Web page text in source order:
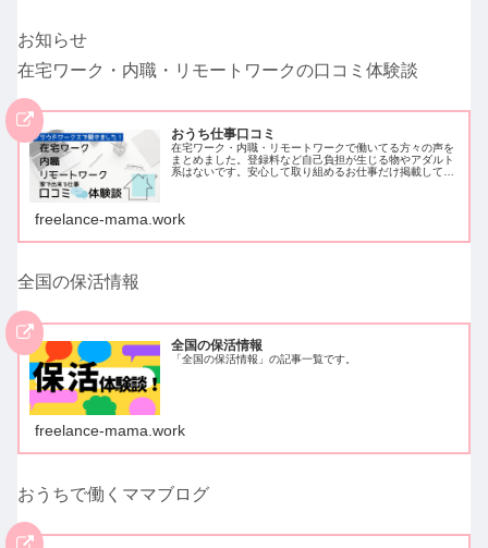
お知らせ
在宅ワーク・内職・リモートワークの口コミ体験談
おうち仕事口コミ
在宅ワーク・内職・リモートワークで働いてる方々の声を
まとめました。登録料など自己負担が生じる物やアダルト
系はないです。安心して取り組めるお仕事だけ掲載してい
freelance-mama.work
全国の保活情報
全国の保活情報
「全国の保活情報」の記事一覧です。
freelance-mama.work
おうちで働くママブログ